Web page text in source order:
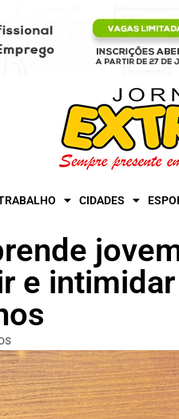
CIDADES
e intimidar